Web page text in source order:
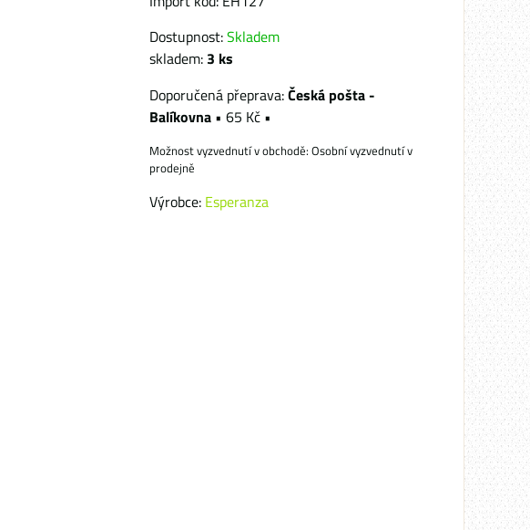
Dostupnost:Skladem
skladem: 3 ks
Česká pošta -
Balíkovna • 65 Kč •
Osobní vyzvednutí v
prodejně
Výrobce: Esperanza